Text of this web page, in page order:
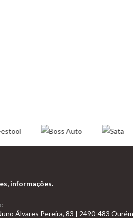
informações.
Álvares Pereira, 83 | 2490-483 Ourém